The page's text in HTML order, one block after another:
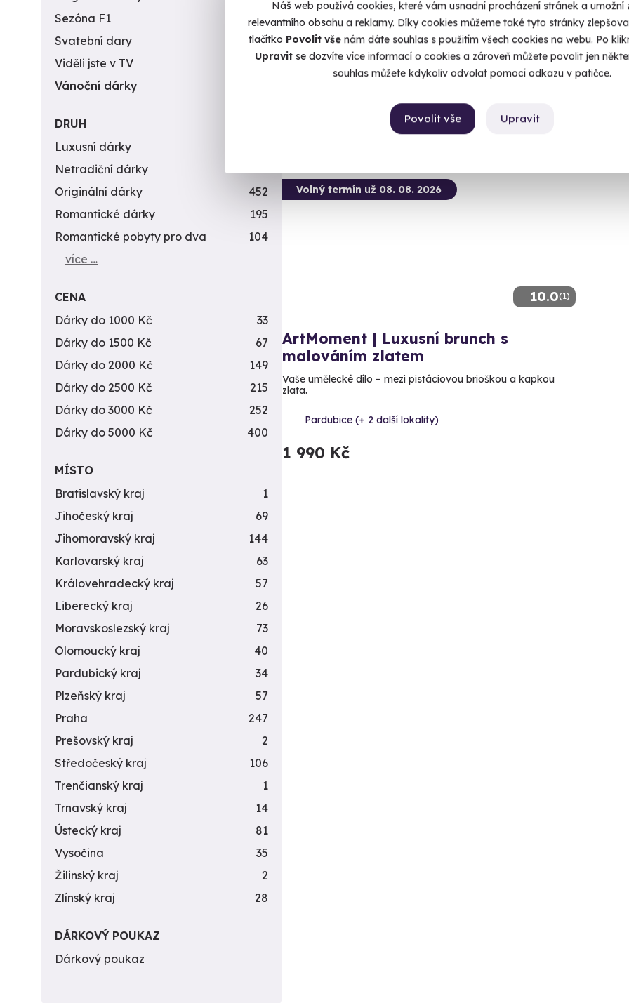
Náš web používá cookies, které vám usnadní procházení stránek a umožní
relevantního obsahu a reklamy. Díky cookies můžeme také tyto stránky
tlačítko Povolit vše nám dáte souhlas s použitím všech cookies na webu. Po
Upravitse dozvíte více informací o cookies a zároveň můžete povolit jen
souhlas můžete kdykoliv odvolat pomocí odkazu v patičce.
Upravit
Povolit vše
Vyzkoušejte si naživo zbraně, které znáte z oblíbených
stříleček!
Bystré (okres Svitavy)
(+ 28 dalších lokalit)
Vypálíte
(+
10.0(1)
Volný termín už 08. 08. 2026
ArtMoment | Luxusní brunch s
malováním zlatem
Vaše umělecké dílo – mezi pistáciovou brioškou a kapkou
zlata.
Pardubice (+ 2 další lokality)
1 990 Kč
Sezóna F1
4
Svatební dary
196
Viděli jste v TV
31
Vánoční dárky
DRUH
Luxusní dárky
Netradiční dárky
353
Originální dárky
452
Romantické dárky
195
Romantické pobyty pro dva
104
více …
CENA
Dárky do 1000 Kč
33
Dárky do 1500 Kč
67
Dárky do 2000 Kč
149
Dárky do 2500 Kč
215
Dárky do 3000 Kč
252
Dárky do 5000 Kč
400
MÍSTO
Bratislavský kraj
1
Jihočeský kraj
69
Jihomoravský kraj
144
Karlovarský kraj
63
Královehradecký kraj
57
Liberecký kraj
26
Moravskoslezský kraj
73
Olomoucký kraj
40
Pardubický kraj
34
Plzeňský kraj
57
Praha
247
Prešovský kraj
2
Středočeský kraj
106
Trenčianský kraj
1
Trnavský kraj
14
Ústecký kraj
81
Vysočina
35
Žilinský kraj
2
Zlínský kraj
28
DÁRKOVÝ POUKAZ
Dárkový poukaz